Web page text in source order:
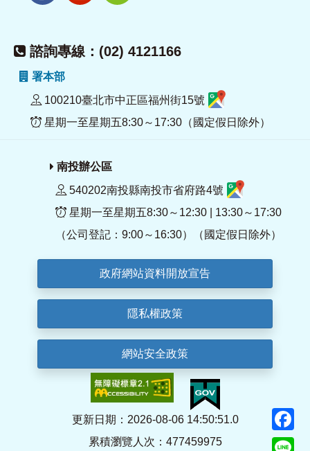
諮詢專線：(02) 4121166
署本部
100210臺北市中正區福州街15號
星期一至星期五8:30～17:30（國定假日除外）
南投辦公區
540202南投縣南投市省府路4號
星期一至星期五8:30～12:30 | 13:30～17:30
（公司登記：9:00～16:30）（國定假日除外）
政府網站資料開放宣告
隱私權政策
網站安全政策
更新日期：2026-08-06 14:50:51.0
累積瀏覽人次：477459975